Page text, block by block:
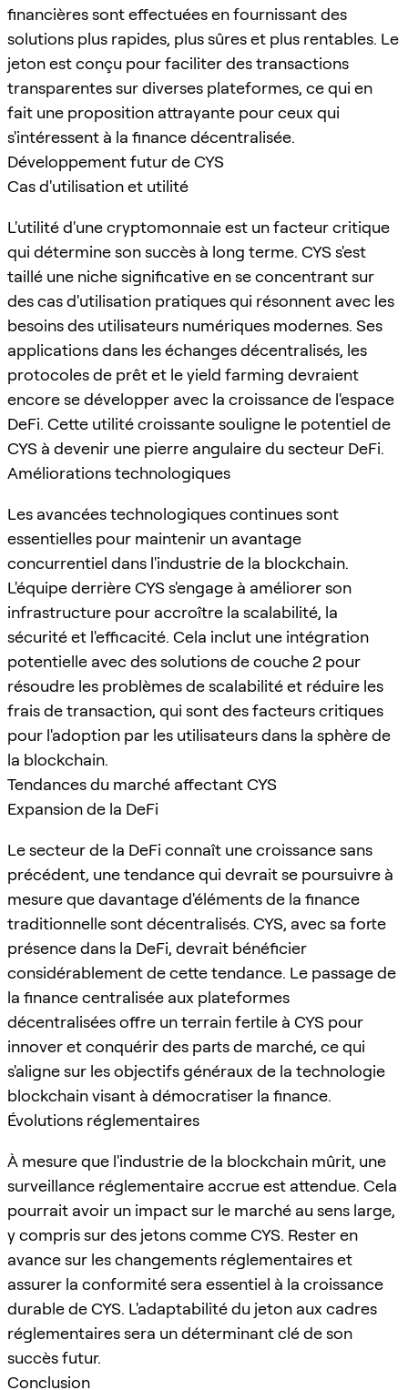
financières sont effectuées en fournissant des
solutions plus rapides, plus sûres et plus rentables. Le
jeton est conçu pour faciliter des transactions
transparentes sur diverses plateformes, ce qui en
fait une proposition attrayante pour ceux qui
s'intéressent à la finance décentralisée.
Développement futur de CYS
Cas d'utilisation et utilité
L'utilité d'une cryptomonnaie est un facteur critique
qui détermine son succès à long terme. CYS s'est
taillé une niche significative en se concentrant sur
des cas d'utilisation pratiques qui résonnent avec les
besoins des utilisateurs numériques modernes. Ses
applications dans les échanges décentralisés, les
protocoles de prêt et le yield farming devraient
encore se développer avec la croissance de l'espace
DeFi. Cette utilité croissante souligne le potentiel de
CYS à devenir une pierre angulaire du secteur DeFi.
Améliorations technologiques
Les avancées technologiques continues sont
essentielles pour maintenir un avantage
concurrentiel dans l'industrie de la blockchain.
L'équipe derrière CYS s'engage à améliorer son
infrastructure pour accroître la scalabilité, la
sécurité et l'efficacité. Cela inclut une intégration
potentielle avec des solutions de couche 2 pour
résoudre les problèmes de scalabilité et réduire les
frais de transaction, qui sont des facteurs critiques
pour l'adoption par les utilisateurs dans la sphère de
la blockchain.
Tendances du marché affectant CYS
Expansion de la DeFi
Le secteur de la DeFi connaît une croissance sans
précédent, une tendance qui devrait se poursuivre à
mesure que davantage d'éléments de la finance
traditionnelle sont décentralisés. CYS, avec sa forte
présence dans la DeFi, devrait bénéficier
considérablement de cette tendance. Le passage de
la finance centralisée aux plateformes
décentralisées offre un terrain fertile à CYS pour
innover et conquérir des parts de marché, ce qui
s'aligne sur les objectifs généraux de la technologie
blockchain visant à démocratiser la finance.
Évolutions réglementaires
À mesure que l'industrie de la blockchain mûrit, une
surveillance réglementaire accrue est attendue. Cela
pourrait avoir un impact sur le marché au sens large,
y compris sur des jetons comme CYS. Rester en
avance sur les changements réglementaires et
assurer la conformité sera essentiel à la croissance
durable de CYS. L'adaptabilité du jeton aux cadres
réglementaires sera un déterminant clé de son
succès futur.
Conclusion